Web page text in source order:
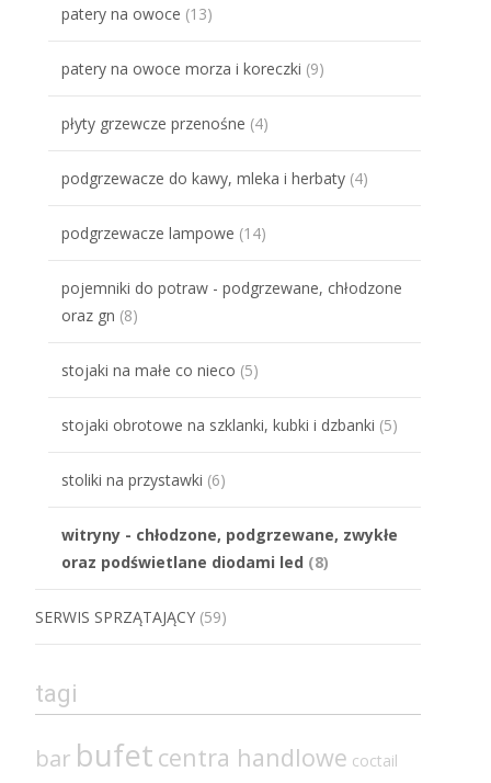
patery na owoce (13)
patery na owoce morza i koreczki (9)
płyty grzewcze przenośne (4)
podgrzewacze do kawy, mleka i herbaty (4)
podgrzewacze lampowe (14)
pojemniki do potraw - podgrzewane, chłodzone
oraz gn (8)
stojaki na małe co nieco (5)
stojaki obrotowe na szklanki, kubki i dzbanki (5)
stoliki na przystawki (6)
witryny - chłodzone, podgrzewane, zwykłe
oraz podświetlane diodami led (8)
SERWIS SPRZĄTAJĄCY (59)
tagi
bar bufet centra handlowe coctail